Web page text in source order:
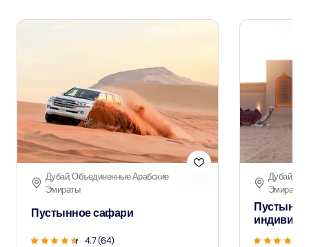
Дубай, Объединенные Арабские
Эмираты
Пустынное сафари
4.7 (64)
Дубай,
Эмираты